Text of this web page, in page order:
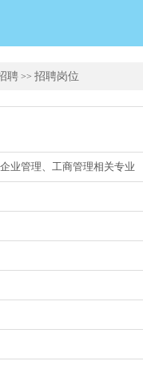
聘 >> 招聘岗位
业管理、工商管理相关专业